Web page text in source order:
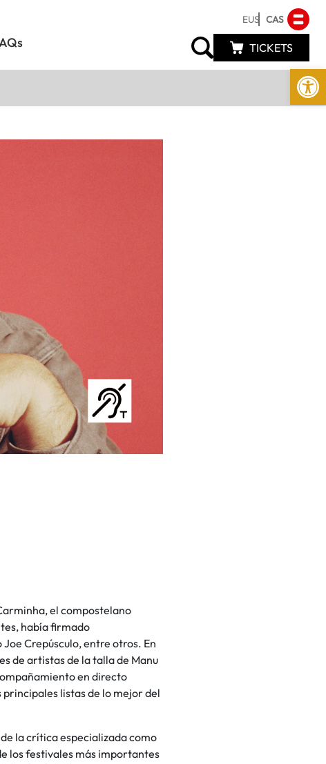
Abrir
EUS CAS
TICKETS
el compostelano
había firmado
Crepúsculo, entre otros. En
de artistas de la talla de Manu
en directo
principales listas de lo mejor del
la crítica especializada como
los festivales más importantes